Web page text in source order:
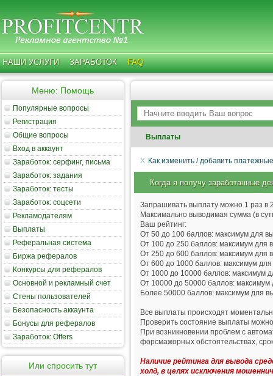
НАШИ УСЛУГИ ЗАРАБОТОК FAQ
Меню: Помощь
Популярные вопросы
Регистрация
Общие вопросы
Вход в аккаунт
Заработок: серфинг, письма
Заработок: задания
Заработок: тесты
Заработок: соцсети
Рекламодателям
Выплаты
Реферальная система
Биржа рефералов
Конкурсы для рефералов
Основной и рекламный счет
Стены пользователей
Безопасность аккаунта
Бонусы для рефералов
Заработок: Offers
Или спросить тут
Выплаты
Как изменить / добавить
Когда я получу заработанные
Запрашивать выплату можно 1 раз в
Максимально выводимая сумма (в
Ваш рейтинг:
От 50 до 100 баллов: максимум для
От 100 до 250 баллов: максимум для
От 250 до 600 баллов: максимум для
От 600 до 1000 баллов: максимум
От 1000 до 10000 баллов: максимум
От 10000 до 50000 баллов: максимум
Более 50000 баллов: максимум для
Все выплаты происходят
Проверить состояние выплаты
При возникновении проблем с
форсмажорных обстоятельствах,
Наличие рейтинга для вывода
холд, в целях исключения